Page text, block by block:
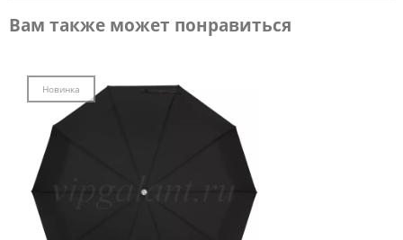
Вам также может понравиться
Новинка